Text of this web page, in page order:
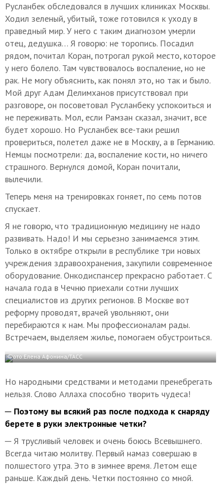
Русланбек обследовался в лучших клиниках Москвы.
Ходил зеленый, убитый, тоже готовился к уходу в
праведный мир. У него с таким диагнозом умерли
отец, дедушка… Я говорю: не торопись. Посадил
рядом, почитал Коран, потрогал рукой место, которое
у него болело. Там чувствовалось воспаление, но не
рак. Не могу объяснить, как понял это, но так и было.
Мой друг Адам Делимханов присутствовал при
разговоре, он посоветовал Русланбеку успокоиться и
не переживать. Мол, если Рамзан сказал, значит, все
будет хорошо. Но Русланбек все-таки решил
провериться, полетел даже не в Москву, а в Германию.
Немцы посмотрели: да, воспаление кости, но ничего
страшного. Вернулся домой, Коран почитали,
вылечили.
Теперь меня на тренировках гоняет, по семь потов
спускает.
Я не говорю, что традиционную медицину не надо
развивать. Надо! И мы серьезно занимаемся этим.
Только в октябре открыли в республике три новых
учреждения здравоохранения, закупили современное
оборудование. Онкодиспансер прекрасно работает. С
начала года в Чечню приехали сотни лучших
специалистов из других регионов. В Москве вот
реформу проводят, врачей увольняют, они
перебираются к нам. Мы профессионалам рады.
Встречаем, выделяем жилье, помогаем обустроиться.
Фото:Елена Афонина/ТАСС
Но народными средствами и методами пренебрегать
нельзя. Слово Аллаха способно творить чудеса!
─ Поэтому вы всякий раз после подхода к снаряду
берете в руки электронные четки?
─ Я трусливый человек и очень боюсь Всевышнего.
Всегда читаю молитву. Первый намаз совершаю в
полшестого утра. Это в зимнее время. Летом еще
раньше. Каждый день. Четки постоянно со мной.